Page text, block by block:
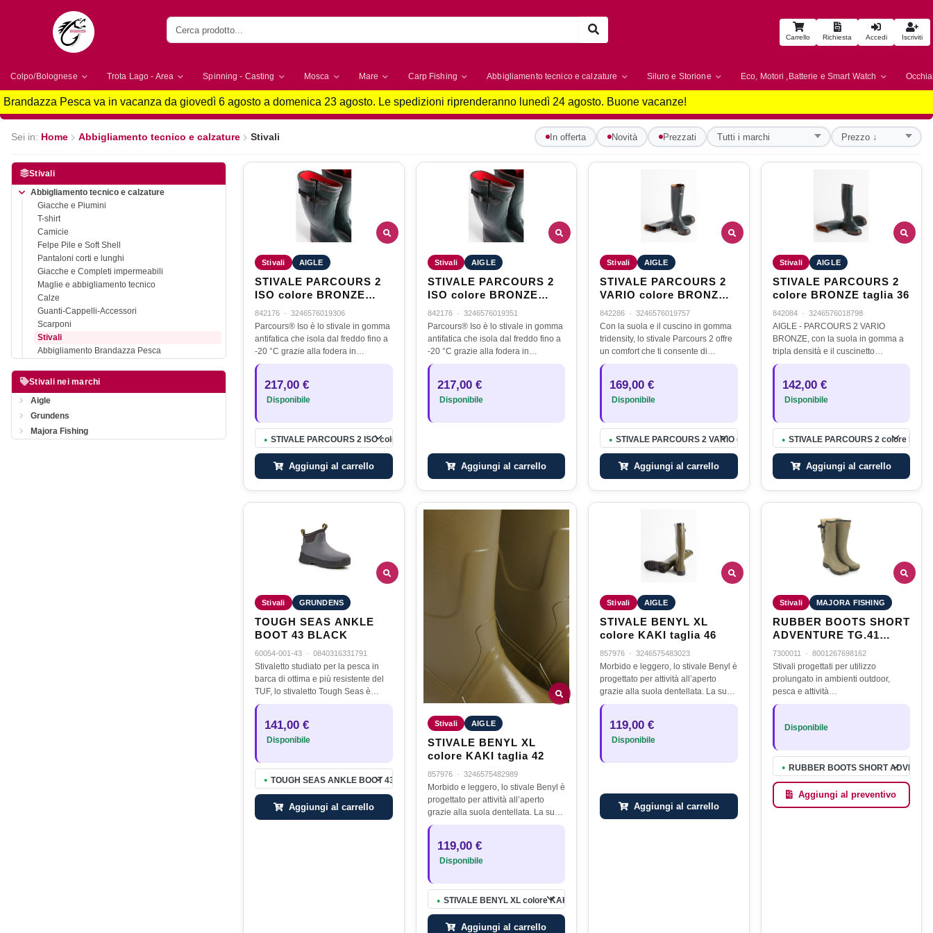
Carrello Richiesta Accedi Iscriviti
Colpo/Bolognese Trota Lago - Area Spinning - Casting Mosca Mare Carp Fishing Abbigliamento tecnico e calzature Siluro e Storione Eco, Motori ,Batterie e Smart Watch
Brandazza Pesca va in vacanza da giovedì 6 agosto a domenica 23 agosto. Le spedizioni riprenderanno lunedì 24 agosto. Buone vacanze!
Sei in: Home Abbigliamento tecnico e calzature Stivali In offerta Novità Prezzati
Stivali
Abbigliamento tecnico e calzature
Giacche e Piumini
T-shirt
Camicie
Felpe Pile e Soft Shell
Pantaloni corti e lunghi
Giacche e Completi impermeabili
Maglie e abbigliamento tecnico
Calze
Guanti-Cappelli-Accessori
Scarponi
Stivali
Abbigliamento Brandazza Pesca
Stivali nei marchi
Aigle
Grundens
Majora Fishing
Stivali AIGLE
STIVALE PARCOURS 2
ISO colore BRONZE
taglia 42
842176 · 3246576019306
Parcours® Iso è lo stivale in gomma
antifatica che isola dal freddo fino a
-20 °C grazie alla fodera in
neoprene di 4,5 mm di spessore. Il
termini di protezione…
217,00 €
Disponibile
● STIVALE PARCOURS 2 ISO colore BRONZE taglia 42
Aggiungi al carrello
Stivali AIGLE
STIVALE PARCOURS 2
ISO colore BRONZE
taglia 47
842176 · 3246576019351
Parcours® Iso è lo stivale in gomma
antifatica che isola dal freddo fino a
-20 °C grazie alla fodera in
neoprene di 4,5 mm di spessore. Il
termini di protezione…
217,00 €
Disponibile
Aggiungi al carrello
Stivali AIGLE
STIVALE PARCOURS 2
VARIO colore BRONZ
taglia 42
842286 · 3246576019757
Con la suola e il cuscino in gomma
tridensity, lo stivale Parcours 2 offre
un comfort che ti consente di
camminare più a lungo senza
saldamente grazie alla sua forma…
169,00 €
Disponibile
● STIVALE PARCOURS 2 VARIO colore BRONZ taglia 42
Aggiungi al carrello
Stivali AIGLE
STIVALE PARCOURS 2
colore BRONZE taglia 36
842084 · 3246576018798
AIGLE - PARCOURS 2 VARIO
BRONZE, con la suola in gomma a
tripla densità e il cuscinetto
ammortizzante è uno dei modelli
permettendo di camminare più a
lungo…
142,00 €
Disponibile
● STIVALE PARCOURS 2 colore
Aggiungi al carrello
Stivali GRUNDENS
TOUGH SEAS ANKLE
BOOT 43 BLACK
60054-001-43 · 0840316331791
Stivaletto studiato per la pesca in
barca di ottima e più resistente del
TUF, lo stivaletto Tough Seas è
pensato per i pescatori che usano la
impegno.Pescate più…
141,00 €
Disponibile
● TOUGH SEAS ANKLE BOOT 43 BLACK
Aggiungi al carrello
Stivali AIGLE
STIVALE BENYL XL
colore KAKI taglia 42
857976 · 3246575482989
Morbido e leggero, lo stivale Benyl è
progettato per attività all’aperto
grazie alla suola dentellata. La sua
forma curva sostiene il piede per
corretta…
119,00 €
Disponibile
● STIVALE BENYL XL colore KAKI taglia 42
Aggiungi al carrello
Stivali AIGLE
STIVALE BENYL XL
colore KAKI taglia 46
857976 · 3246575483023
Morbido e leggero, lo stivale Benyl è
progettato per attività all’aperto
grazie alla suola dentellata. La sua
forma curva sostiene il piede per
corretta…
119,00 €
Disponibile
Aggiungi al carrello
Stivali MAJORA FISHING
RUBBER BOOTS SHORT
ADVENTURE TG.41
COL. Kaki Green
7300011 · 8001267698162
Stivali progettati per utilizzo
prolungato in ambienti outdoor,
pesca e attività
professionali.Realizzati in gomma
flessibile. La suola in gomma con
Disponibile
● RUBBER BOOTS SHORT
Aggiungi al preventivo